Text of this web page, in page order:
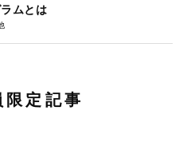
ムとは
限定記事